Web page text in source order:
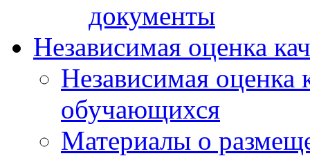
документы
Независимая оценка
Независимая оценка
обучающихся
Материалы о